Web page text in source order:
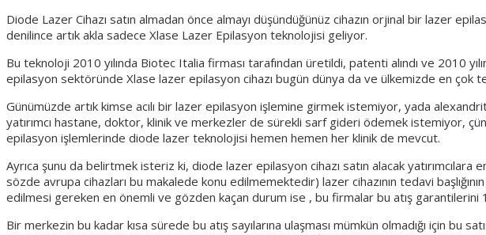
Diode Lazer Cihazı satın almadan önce almayı düşündüğünüz cihazın orjinal bir lazer
denilince artık akla sadece Xlase Lazer Epilasyon teknolojisi geliyor.
Bu teknoloji 2010 yılında Biotec Italia firması tarafından üretildi, patenti alındı ve 2010
epilasyon sektöründe Xlase lazer epilasyon cihazı bugün dünya da ve ülkemizde en çok
Günümüzde artık kimse acılı bir lazer epilasyon işlemine girmek istemiyor, yada
yatırımcı hastane, doktor, klinik ve merkezler de sürekli sarf gideri ödemek istemiyor,
epilasyon işlemlerinde diode lazer teknolojisi hemen hemen her klinik de mevcut.
Ayrıca şunu da belirtmek isteriz ki, diode lazer epilasyon cihazı satın alacak
sözde avrupa cihazları bu makalede konu edilmemektedir) lazer cihazının tedavi
edilmesi gereken en önemli ve gözden kaçan durum ise , bu firmalar bu atış garantilerini 1
Bir merkezin bu kadar kısa sürede bu atış sayılarına ulaşması mümkün olmadığı için bu